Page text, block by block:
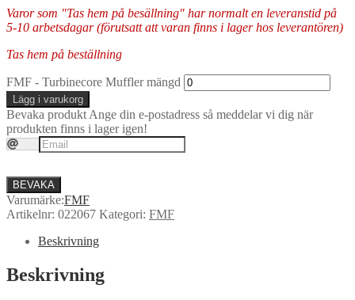
Varor som "Tas hem på besällning" har normalt en leveranstid på
5-10 arbetsdagar (förutsatt att varan finns i lager hos leverantören)
Tas hem på beställning
FMF - Turbinecore Muffler mängd
Lägg i varukorg
Bevaka produkt Ange din e-postadress så meddelar vi dig när
produkten finns i lager igen!
BEVAKA
Varumärke:FMF
Artikelnr: 022067 Kategori: FMF
Beskrivning
Beskrivning